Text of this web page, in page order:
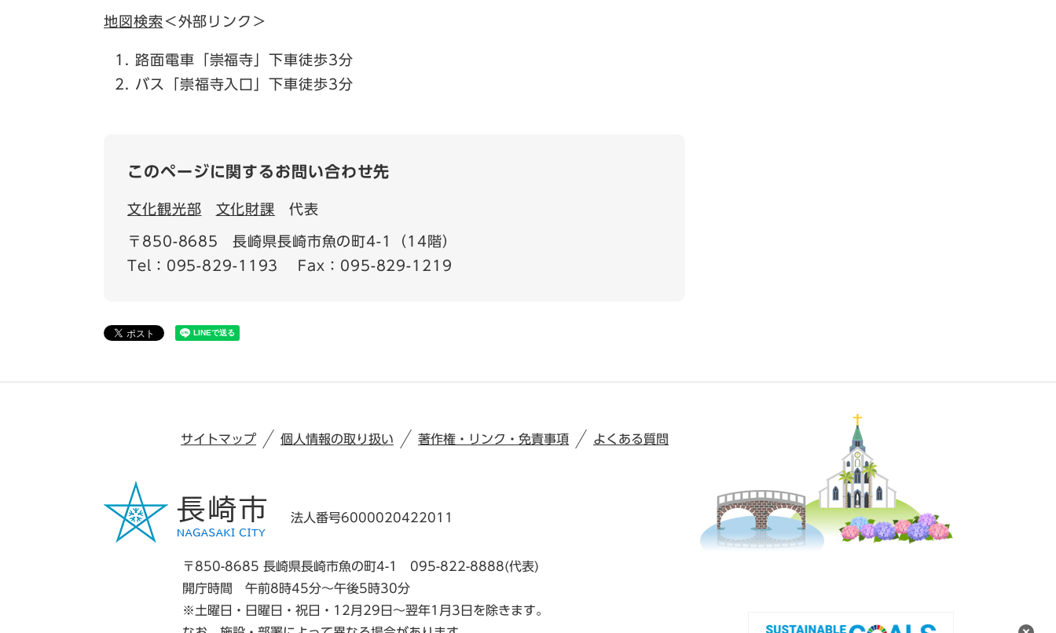
地図検索 ＜外部リンク＞
路面電車「崇福寺」下車徒歩3分
バス「崇福寺入口」下車徒歩3分
このページに関するお問い合わせ先
文化観光部 文化財課 代表
〒850-8685
長崎県長崎市魚の町4-1（14階）
Tel：095-829-1193
Fax：095-829-1219
サイトマップ 個人情報の取り扱い 著作権・リンク・免責事項 よくある質問
法人番号6000020422011
〒850-8685 長崎県長崎市魚の町4-1
095-822-8888(代表)
開庁時間 午前8時45分～午後5時30分
※土曜日・日曜日・祝日・12月29日～翌年1月3日を除きます。